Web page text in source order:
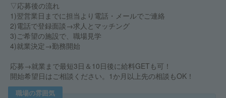
▽応募後の流れ
1)翌営業日までに担当より電話・メールでご連絡
2)電話で登録面談→求人とマッチング
3)ご希望の施設で、職場見学
4)就業決定→勤務開始
応募→就業まで最短3日＆10日後に給料GETも可！
開始希望日はご相談ください。1か月以上先の相談もOK！
職場の雰囲気